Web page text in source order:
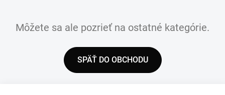
Môžete sa ale pozrieť na ostatné kategórie.
SPÄŤ DO OBCHODU